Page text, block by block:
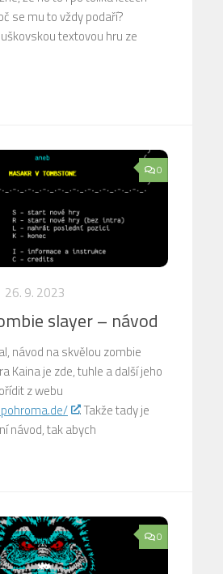
se mu to vždy podaří?
textovou hru ze
0
26. 9. 2023
slayer – návod
návod na skvělou zombie
Kaina je zde, tuhle a další jeho
z webu
. Takže tady je
návod, tak abych
0